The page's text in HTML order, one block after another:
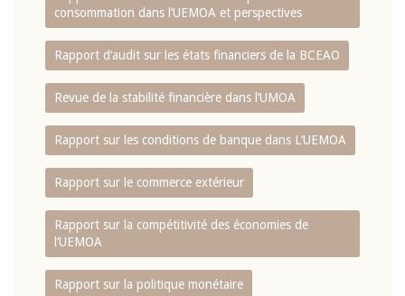
consommation dans l‘UEMOA et perspectives
Rapport d‘audit sur les états financiers de la BCEAO
Revue de la stabilité financière dans l‘UMOA
Rapport sur les conditions de banque dans L‘UEMOA
Rapport sur le commerce extérieur
Rapport sur la compétitivité des économies de
l‘UEMOA
Rapport sur la politique monétaire